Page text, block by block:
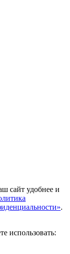
сайт удобнее и
.
использовать: